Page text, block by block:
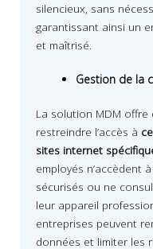
silencieux, sans
garantissant ainsi un
et maîtrisé.
Gestion de la
La solution MDM
restreindre l’accès à
sites internet
employés n’accèdent
sécurisés ou ne
leur appareil
entreprises peuvent
données et limiter les